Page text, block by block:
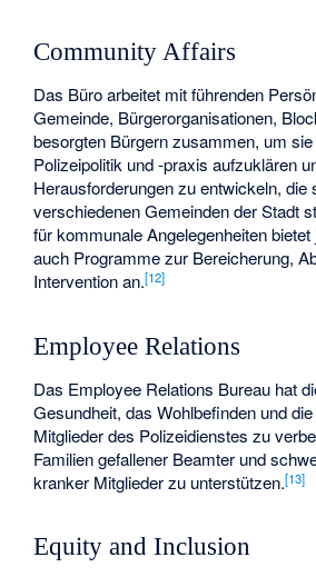
Community Affairs
Das Büro arbeitet mit führenden
Gemeinde, Bürgerorganisationen,
besorgten Bürgern zusammen, um
Polizeipolitik und -praxis aufzuklären
Herausforderungen zu entwickeln, die
verschiedenen Gemeinden der Stadt
für kommunale Angelegenheiten
auch Programme zur Bereicherung,
Intervention an.[12]
Employee Relations
Das Employee Relations Bureau hat
Gesundheit, das Wohlbefinden und
Mitglieder des Polizeidienstes zu
Familien gefallener Beamter und
kranker Mitglieder zu unterstützen.[13]
Equity and Inclusion